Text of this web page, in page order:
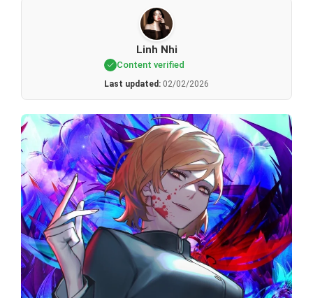
Linh Nhi
Content verified
Last updated: 02/02/2026